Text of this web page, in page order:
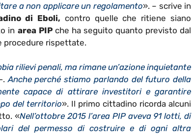
a non applicare un regolamento». – scrive in
di Eboli, contro quelle che ritiene siano
in area PIPche ha seguito quanto previsto dal
procedure rispettate.
rilievi penali, ma rimane un’azione inquietante
. Anche perché stiamo parlando del futuro della
capace di attirare investitori e garantire
del territorio». Il primo cittadino ricorda alcuni
«Nell’ottobre 2015 l’area PIP aveva 91 lotti, di
del permesso di costruire e di ogni altra